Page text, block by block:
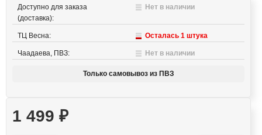
Доступно для заказа
(доставка):
Нет в наличии
ТЦ Весна: Осталась 1 штука
Чаадаева, ПВЗ: Нет в наличии
Только самовывоз из ПВЗ
1 499 ₽